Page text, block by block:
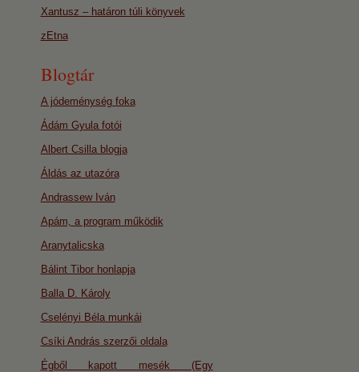
Xantusz – határon túli könyvek
zEtna
Blogtár
A jódeménység foka
Ádám Gyula fotói
Albert Csilla blogja
Áldás az utazóra
Andrassew Iván
Apám, a program működik
Aranytalicska
Bálint Tibor honlapja
Balla D. Károly
Cselényi Béla munkái
Csíki András szerzői oldala
Égből kapott mesék (Egy